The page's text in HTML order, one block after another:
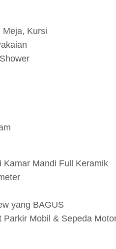
Meja, Kursi
Kamar Mandi Full Keramik
yang BAGUS
Parkir Mobil & Sepeda